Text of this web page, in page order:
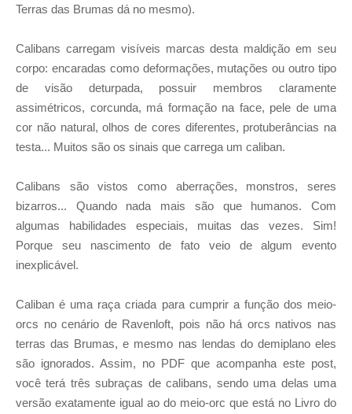
Terras das Brumas dá no mesmo).
Calibans carregam visíveis marcas desta maldição em seu
corpo: encaradas como deformações, mutações ou outro tipo
de visão deturpada, possuir membros claramente
assimétricos, corcunda, má formação na face, pele de uma
cor não natural, olhos de cores diferentes, protuberâncias na
testa... Muitos são os sinais que carrega um caliban.
Calibans são vistos como aberrações, monstros, seres
bizarros... Quando nada mais são que humanos. Com
algumas habilidades especiais, muitas das vezes. Sim!
Porque seu nascimento de fato veio de algum evento
inexplicável.
Caliban é uma raça criada para cumprir a função dos meio-
orcs no cenário de Ravenloft, pois não há orcs nativos nas
terras das Brumas, e mesmo nas lendas do demiplano eles
são ignorados. Assim, no PDF que acompanha este post,
você terá três subraças de calibans, sendo uma delas uma
versão exatamente igual ao do meio-orc que está no Livro do